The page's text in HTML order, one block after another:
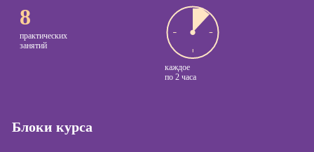
8
практических
занятий
каждое
по 2 часа
Блоки курса